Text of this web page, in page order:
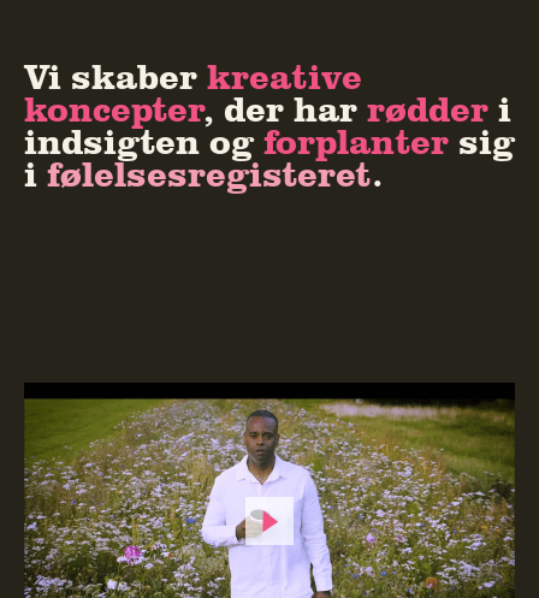
Vi skaber kreative
koncepter, der har rødder i
indsigten ogforplanter sig
i følelsesregisteret.